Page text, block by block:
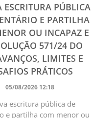
ESCRITURA PÚBLICA
E PARTILHA
OU INCAPAZ E
571/24 DO
LIMITES E
PRÁTICOS
05/08/2026 12:18
escritura pública de
e partilha com menor ou